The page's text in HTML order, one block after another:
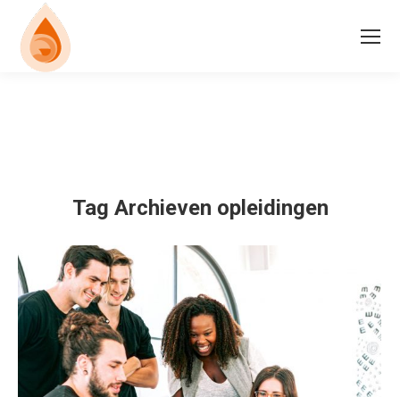
Tag Archieven opleidingen